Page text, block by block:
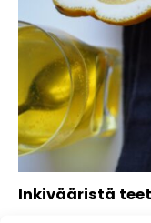
Inkivääristä